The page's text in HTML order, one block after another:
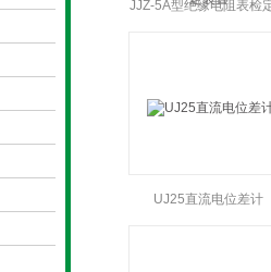
JJZ-5A型绝缘电阻表检
UJ25直流电位差计